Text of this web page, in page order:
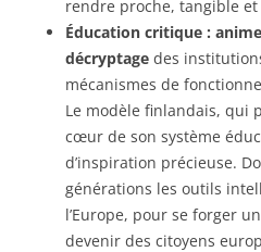
rendre proche, tangible
Éducation critique :
décryptage des
mécanismes de
Le modèle finlandais, qui
cœur de son système
d’inspiration précieuse.
générations les outils
l’Europe, pour se forger
devenir des citoyens